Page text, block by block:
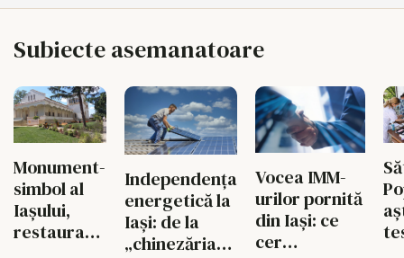
Subiecte asemanatoare
Monument-
simbol al
Iaşului,
restaurat
Independența
energetică la
Iași: de la
„chinezăria”
Vocea IMM-
urilor pornită
din Iași: ce
cer